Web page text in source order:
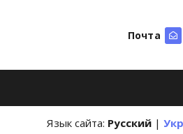
Почта
Язык сайта: Русский |